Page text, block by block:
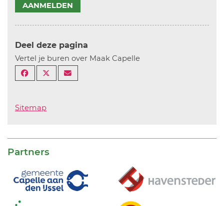
AANMELDEN
Deel deze pagina
Vertel je buren over Maak Capelle
Sitemap
Partners